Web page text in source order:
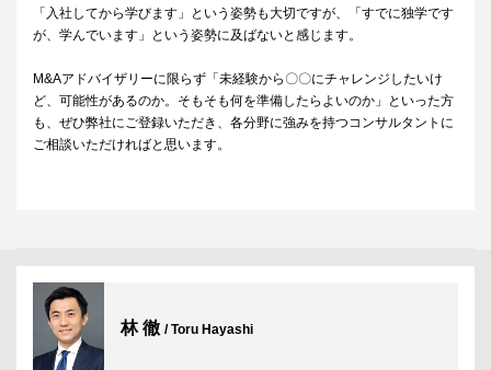
「入社してから学びます」という姿勢も大切ですが、「すでに独学です
が、学んでいます」という姿勢に及ばないと感じます。
M&Aアドバイザリーに限らず「未経験から〇〇にチャレンジしたいけ
ど、可能性があるのか。そもそも何を準備したらよいのか」といった方
も、ぜひ弊社にご登録いただき、各分野に強みを持つコンサルタントに
ご相談いただければと思います。
林 徹 / Toru Hayashi